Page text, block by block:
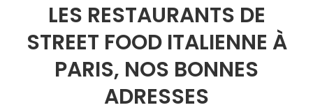
LES RESTAURANTS DE
STREET FOOD ITALIENNE À
PARIS, NOS BONNES
ADRESSES